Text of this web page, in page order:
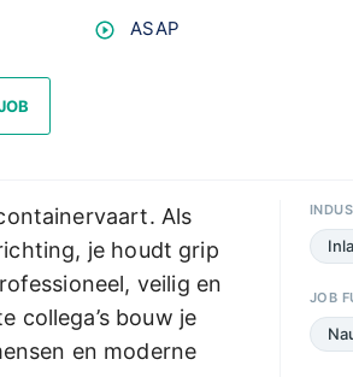
ASAP
Als
je houdt grip
veilig en
collega’s bouw je
en moderne
JOB